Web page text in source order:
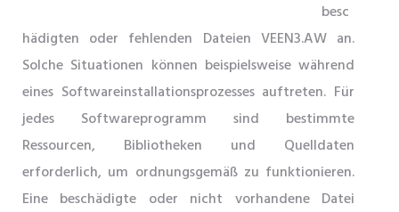
besc
hädigten oder fehlenden Dateien VEEN3.AW an.
Solche Situationen können beispielsweise während
eines Softwareinstallationsprozesses auftreten. Für
jedes Softwareprogramm sind bestimmte
Ressourcen, Bibliotheken und Quelldaten
erforderlich, um ordnungsgemäß zu funktionieren.
Eine beschädigte oder nicht vorhandene Datei